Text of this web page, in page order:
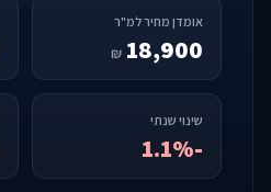
אומדן מחיר למ"ר
18,900
₪
שינוי שנתי
-1.1%